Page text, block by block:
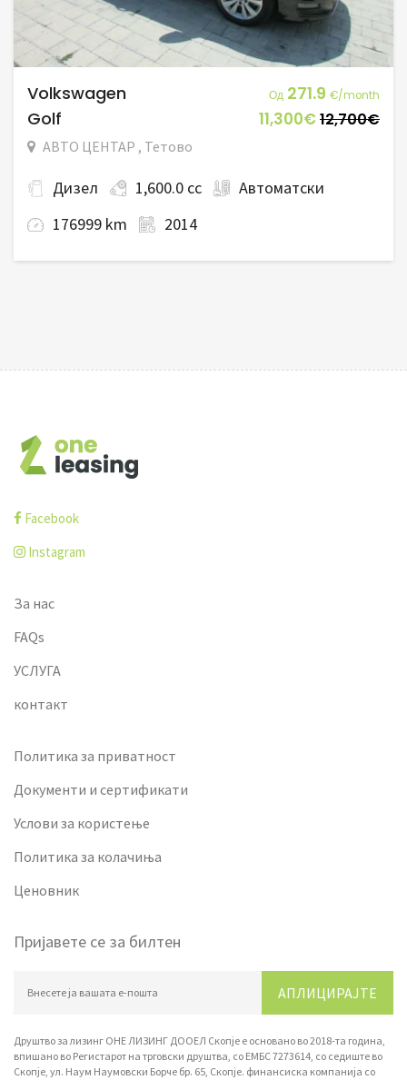
Volkswagen Од 271.9 €/month
Golf 11,300€12,700€
АВТО ЦЕНТАР , Тетово
Дизел 1,600.0 cc
Автоматски
176999 km
2014
Facebook
Instagram
За нас
FAQs
УСЛУГА
контакт
Политика за приватност
Документи и сертификати
Услови за користење
Политика за колачиња
Ценовник
Пријавете се за билтен
АПЛИЦИРАЈТЕ
Друштво за лизинг ОНЕ ЛИЗИНГ ДООЕЛ Скопје е основано во 2018-та година,
впишано вo Регистарот на трговски друштва, со ЕМБС 7273614, со седиште во
Скопје, ул. Наум Наумовски Борче бр. 65, Скопје. финансиска компанија со